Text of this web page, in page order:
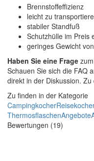
Brennstoffeffizienz
leicht zu
stabiler Standfuß
Schutzhülle im Preis
geringes Gewicht
Haben Sie eine Frage
Schauen Sie sich die FAQ
direkt in der Diskussion.
Zu finden in der Kategorie
Campingkocher
ThermosflaschenAngebote
Bewertungen (19)